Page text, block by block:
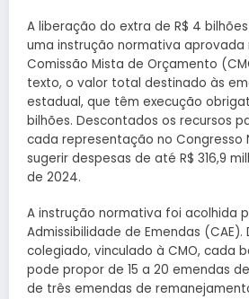
A liberação do extra de R$ 4
uma instrução normativa aprovada
Comissão Mista de Orçamento
texto, o valor total destinado às
estadual, que têm execução
bilhões. Descontados os recursos
cada representação no Congresso
sugerir despesas de até R$ 316,9
de 2024.
A instrução normativa foi acolhida
Admissibilidade de Emendas
colegiado, vinculado à CMO, cada
pode propor de 15 a 20 emendas
de três emendas de